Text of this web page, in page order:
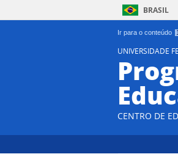
Ir para o conteúdo 1
BRASIL
UNIVERSIDADE
CENTRO DE